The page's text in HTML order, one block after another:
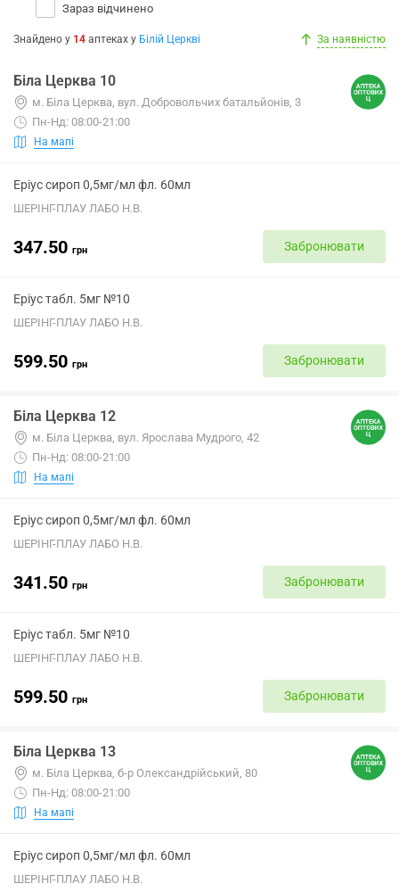
Зараз відчинено
Знайдено у 14 аптеках у Білій Церкві За наявністю
Біла Церква 10
м. Біла Церква, вул. Добровольчих батальйонів, 3
Пн-Нд: 08:00-21:00
На мапі
Еріус сироп 0,5мг/мл фл. 60мл
ШЕРІНГ-ПЛАУ ЛАБО Н.В.
347.50 грн Забронювати
Еріус табл. 5мг №10
ШЕРІНГ-ПЛАУ ЛАБО Н.В.
599.50 грн Забронювати
Біла Церква 12
м. Біла Церква, вул. Ярослава Мудрого, 42
Пн-Нд: 08:00-21:00
На мапі
Еріус сироп 0,5мг/мл фл. 60мл
ШЕРІНГ-ПЛАУ ЛАБО Н.В.
341.50 грн Забронювати
Еріус табл. 5мг №10
ШЕРІНГ-ПЛАУ ЛАБО Н.В.
599.50 грн Забронювати
Біла Церква 13
м. Біла Церква, б-р Олександрійський, 80
Пн-Нд: 08:00-21:00
На мапі
Еріус сироп 0,5мг/мл фл. 60мл
ШЕРІНГ-ПЛАУ ЛАБО Н.В.